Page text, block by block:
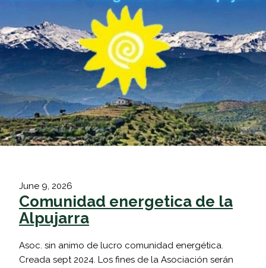
June 9, 2026
Comunidad energetica de la
Alpujarra
Asoc. sin animo de lucro comunidad energética.
Creada sept 2024. Los fines de la Asociación serán